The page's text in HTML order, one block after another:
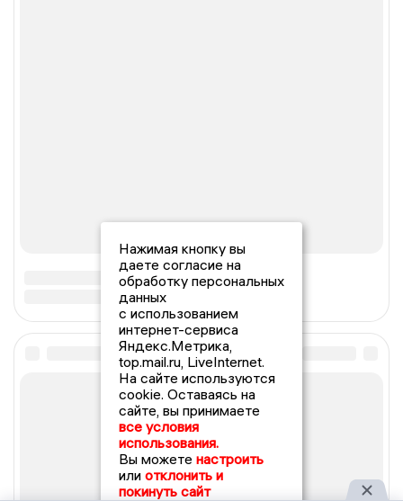
Нажимая кнопку вы
даете согласие на
обработку персональных
данных
с использованием
интернет-сервиса
Яндекс.Метрика,
top.mail.ru, LiveInternet.
На сайте используются
cookie. Оставаясь на
сайте, вы принимаете
все условия
использования.
Вы можете настроить
или отклонить и
покинуть сайт